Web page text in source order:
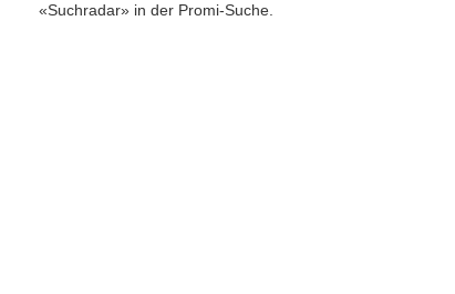
«Suchradar» in der Promi-Suche.